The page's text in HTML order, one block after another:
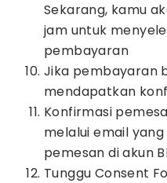
Sekarang, kamu
jam untuk
pembayaran
Jika pembayaran
mendapatkan
Konfirmasi
melalui email
pemesan di akun
Tunggu Consent